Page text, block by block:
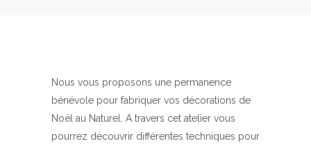
Nous vous proposons une permanence
bénévole pour fabriquer vos décorations de
Noël au Naturel. A travers cet atelier vous
pourrez découvrir différentes techniques pour